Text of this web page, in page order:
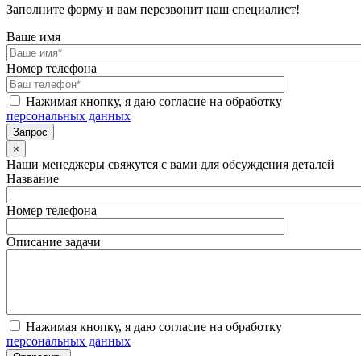
Заполните форму и вам перезвонит наш специалист!
Ваше имя
Номер телефона
Нажимая кнопку, я даю согласие на обработку
персональных данных
×
Наши менеджеры свяжутся с вами для обсуждения деталей
Название
Номер телефона
Описание задачи
Нажимая кнопку, я даю согласие на обработку
персональных данных